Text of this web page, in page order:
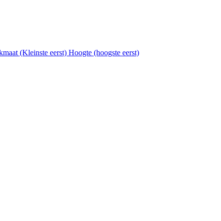
(Kleinste eerst) Hoogte (hoogste eerst)